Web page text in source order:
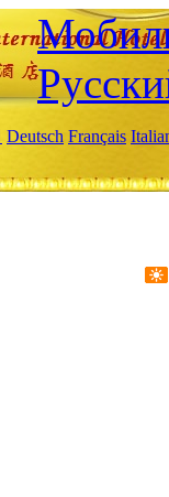
Deutsch Français